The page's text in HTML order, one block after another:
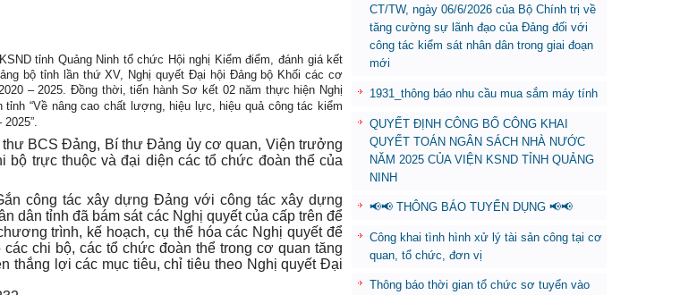
tỉnh Quảng Ninh tổ chức Hội nghị Kiểm điểm, đánh giá kết
bộ tỉnh lần thứ XV, Nghị quyết Đại hội Đảng bộ Khối các cơ
– 2025. Đồng thời, tiến hànhSơ kết 02 năm thực hiện Nghị
“Về nâng cao chất lượng, hiệu lực, hiệu quả công tác kiểm
thưBCS Đảng, Bí thưĐảng ủycơ quan, Viện trưởng
bộ trực thuộcvàđại diện cáctổ chức đoàn thểcủa
công tác xây dựng Đảng với công tác xây dựng
dân tỉnh đã bám sát các Nghị quyết của cấp trên để
trình, kế hoạch, cụ thể hóa các Nghị quyết để
chi bộ, các tổ chức đoàn thể trong cơ quan tăng
thắng lợi các mục tiêu, chỉ tiêu theo Nghị quyết Đại
CT/TW, ngày 06/6/2026 của Bộ Chính trị về
tăng cường sự lãnh đạo của Đảng đối với
công tác kiểm sát nhân dân trong giai đoạn
mới
1931_thông báo nhu cầu mua sắm máy tính
QUYẾT ĐỊNH CÔNG BỐ CÔNG KHAI
QUYẾT TOÁN NGÂN SÁCH NHÀ NƯỚC
NĂM 2025 CỦA VIỆN KSND TỈNH QUẢNG
NINH
📢📢 THÔNG BÁO TUYỂN DỤNG 📢📢
Công khai tình hình xử lý tài sản công tại cơ
quan, tổ chức, đơn vị
Thông báo thời gian tổ chức sơ tuyển vào